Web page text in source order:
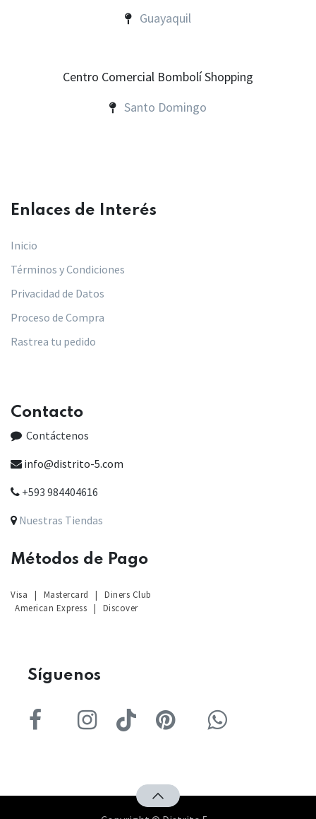
Guayaquil
Centro Comercial Bombolí Shopping
Santo Domingo
Enlaces de Interés​
Inicio
Términos y Condiciones
Privacidad de Datos
Proceso de Compra
Rastrea tu pedido
Contacto
Contáctenos
info@distrito-5.com
+593 984404616
Nuestras Tiendas
Métodos de Pago
Visa | Mastercard |
Diners Club
American Express | Discover
Síguenos